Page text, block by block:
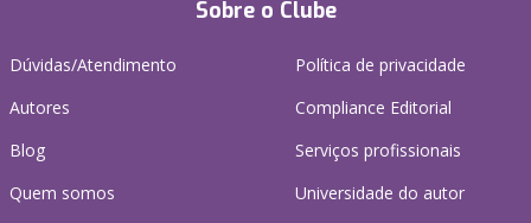
Sobre o Clube
Dúvidas/Atendimento
Autores
Blog
Quem somos
Política de privacidade
Compliance Editorial
Serviços profissionais
Universidade do autor